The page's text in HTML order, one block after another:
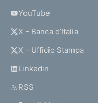
YouTube
X - Banca d’Italia
X - Ufficio Stampa
Linkedin
RSS